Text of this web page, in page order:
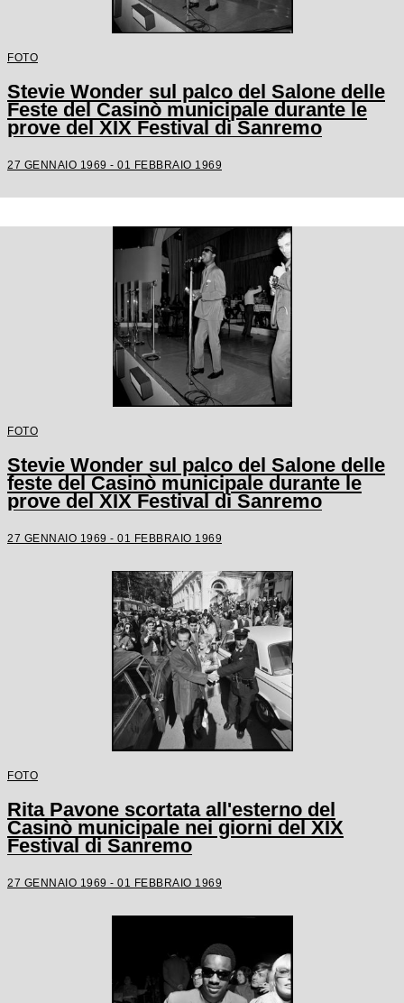
FOTO
Stevie Wonder sul palco del Salone delle
Feste del Casinò municipale durante le
prove del XIX Festival di Sanremo
27 GENNAIO 1969 - 01 FEBBRAIO 1969
FOTO
Stevie Wonder sul palco del Salone delle
feste del Casinò municipale durante le
prove del XIX Festival di Sanremo
27 GENNAIO 1969 - 01 FEBBRAIO 1969
FOTO
Rita Pavone scortata all'esterno del
Casinò municipale nei giorni del XIX
Festival di Sanremo
27 GENNAIO 1969 - 01 FEBBRAIO 1969